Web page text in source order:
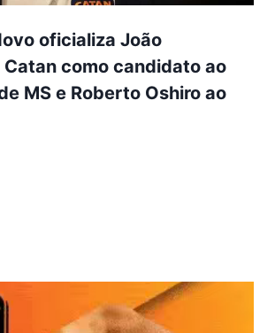
oficializa João
Catan como candidato ao
MS e Roberto Oshiro ao